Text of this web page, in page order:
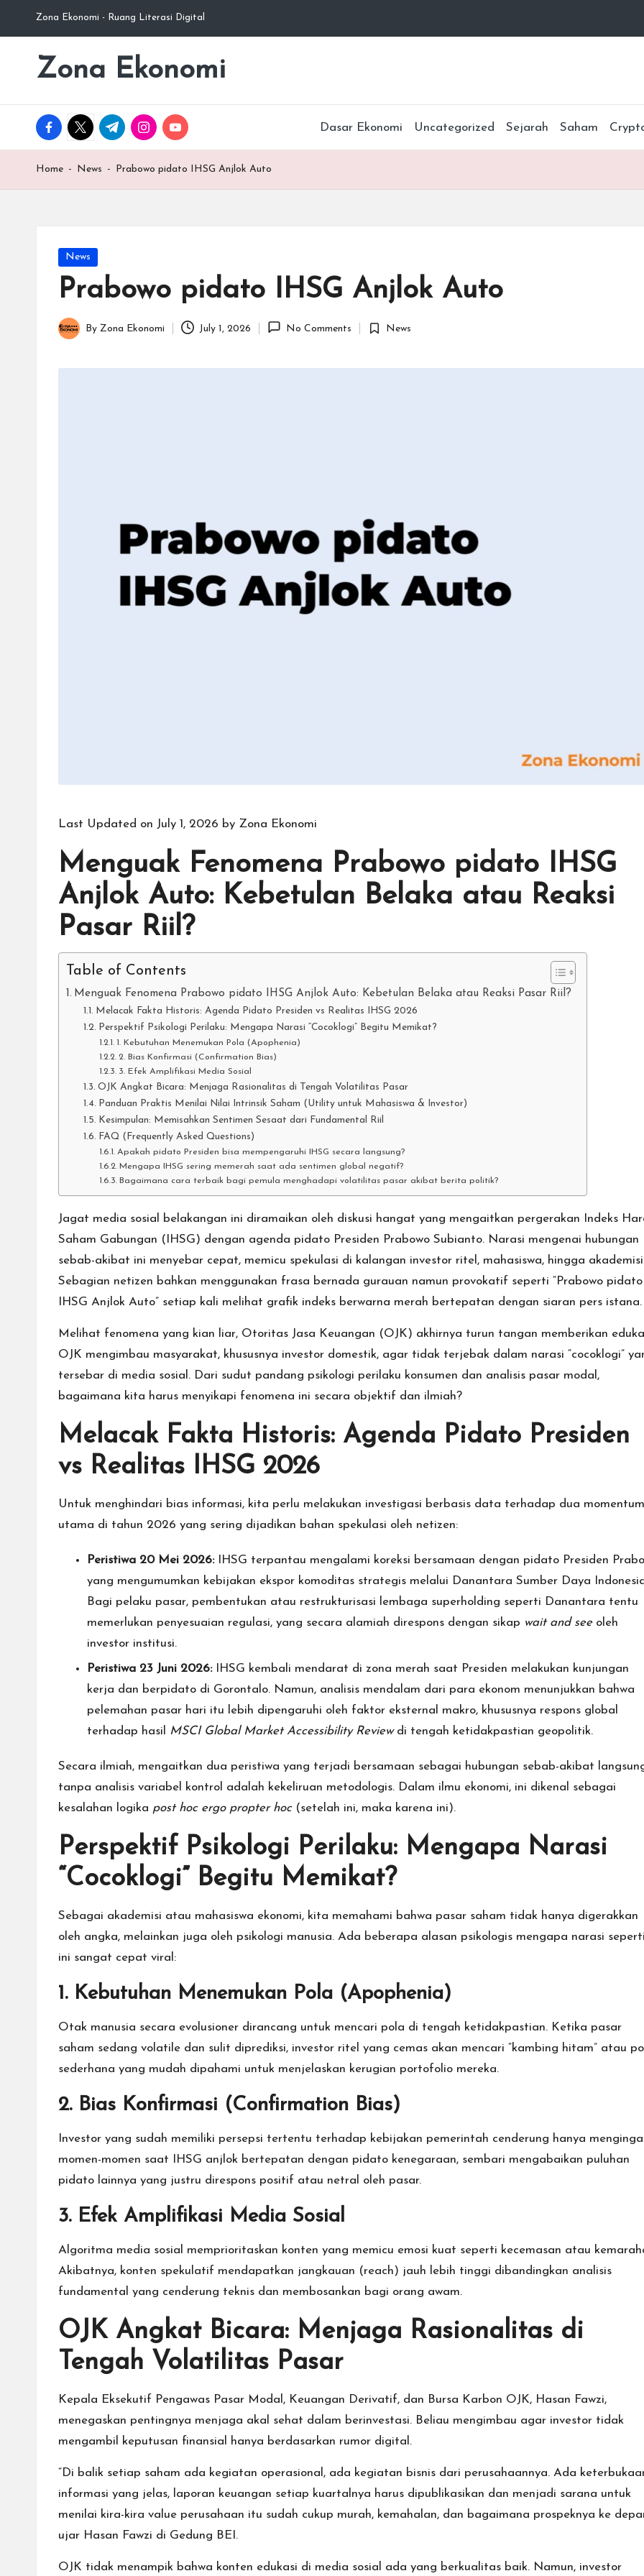
Skip
content
Zona Ekonomi - Ruang Literasi Digital
Zona Ekonomi
Ruang
facebook.com
twitter.com
t.me instagram.com
youtube.com Dasar Ekonomi Uncategorized Sejarah Saham
Home - News - Prabowo pidato IHSG Anjlok Auto
Posted
in
News
Prabowo pidato IHSG Anjlok Auto
Posted
By Zona Ekonomi July 1, 2026 No Comments
Posted
News
Last Updated on July 1, 2026 by Zona Ekonomi
Menguak Fenomena Prabowo pidato IHSG
Anjlok Auto: Kebetulan Belaka atau Reaksi
Pasar Riil?
Table of Contents
Menguak Fenomena Prabowo pidato IHSG Anjlok Auto: Kebetulan Belaka atau Reaksi Pasar Riil?
Melacak Fakta Historis: Agenda Pidato Presiden vs Realitas IHSG 2026
Perspektif Psikologi Perilaku: Mengapa Narasi “Cocoklogi” Begitu Memikat?
1. Kebutuhan Menemukan Pola (Apophenia)
2. Bias Konfirmasi (Confirmation Bias)
3. Efek Amplifikasi Media Sosial
OJK Angkat Bicara: Menjaga Rasionalitas di Tengah Volatilitas Pasar
Panduan Praktis Menilai Nilai Intrinsik Saham (Utility untuk Mahasiswa & Investor)
Kesimpulan: Memisahkan Sentimen Sesaat dari Fundamental Riil
FAQ (Frequently Asked Questions)
Apakah pidato Presiden bisa mempengaruhi IHSG secara langsung?
Mengapa IHSG sering memerah saat ada sentimen global negatif?
Bagaimana cara terbaik bagi pemula menghadapi volatilitas pasar akibat berita politik?
Jagat media sosial belakangan ini diramaikan oleh diskusi hangat yang mengaitkan pergerakan Indeks
Saham Gabungan (IHSG) dengan agenda pidato Presiden Prabowo Subianto. Narasi mengenai hubungan
sebab-akibat ini menyebar cepat, memicu spekulasi di kalangan investor ritel, mahasiswa, hingga
Sebagian netizen bahkan menggunakan frasa bernada gurauan namun provokatif seperti “Prabowo pidato
IHSG Anjlok Auto” setiap kali melihat grafik indeks berwarna merah bertepatan dengan siaran pers istana.
Melihat fenomena yang kian liar, Otoritas Jasa Keuangan (OJK) akhirnya turun tangan memberikan
OJK mengimbau masyarakat, khususnya investor domestik, agar tidak terjebak dalam narasi “cocoklogi”
tersebar di media sosial. Dari sudut pandang psikologi perilaku konsumen dan analisis pasar modal,
bagaimana kita harus menyikapi fenomena ini secara objektif dan ilmiah?
Melacak Fakta Historis: Agenda Pidato Presiden
vs Realitas IHSG 2026
Untuk menghindari bias informasi, kita perlu melakukan investigasi berbasis data terhadap dua momentum
utama di tahun 2026 yang sering dijadikan bahan spekulasi oleh netizen:
Peristiwa 20 Mei 2026:IHSG terpantau mengalami koreksi bersamaan dengan pidato Presiden
yang mengumumkan kebijakan ekspor komoditas strategis melalui Danantara Sumber Daya
Bagi pelaku pasar, pembentukan atau restrukturisasi lembaga superholding seperti Danantara tentu
memerlukan penyesuaian regulasi, yang secara alamiah direspons dengan sikap wait and seeoleh
investor institusi.
Peristiwa 23 Juni 2026:IHSG kembali mendarat di zona merah saat Presiden melakukan kunjungan
kerja dan berpidato di Gorontalo. Namun, analisis mendalam dari para ekonom menunjukkan bahwa
pelemahan pasar hari itu lebih dipengaruhi oleh faktor eksternal makro, khususnya respons global
terhadap hasil MSCI Global Market Accessibility Reviewdi tengah ketidakpastian geopolitik.
Secara ilmiah, mengaitkan dua peristiwa yang terjadi bersamaan sebagai hubungan sebab-akibat
tanpa analisis variabel kontrol adalah kekeliruan metodologis. Dalam ilmu ekonomi, ini dikenal sebagai
kesalahan logika post hoc ergo propter hoc(setelah ini, maka karena ini).
Perspektif Psikologi Perilaku: Mengapa Narasi
“Cocoklogi” Begitu Memikat?
Sebagai akademisi atau mahasiswa ekonomi, kita memahami bahwa pasar saham tidak hanya digerakkan
oleh angka, melainkan juga oleh psikologi manusia. Ada beberapa alasan psikologis mengapa narasi
ini sangat cepat viral:
1. Kebutuhan Menemukan Pola (Apophenia)
Otak manusia secara evolusioner dirancang untuk mencari pola di tengah ketidakpastian. Ketika pasar
saham sedang volatile dan sulit diprediksi, investor ritel yang cemas akan mencari “kambing hitam” atau
sederhana yang mudah dipahami untuk menjelaskan kerugian portofolio mereka.
2. Bias Konfirmasi (Confirmation Bias)
Investor yang sudah memiliki persepsi tertentu terhadap kebijakan pemerintah cenderung hanya
momen-momen saat IHSG anjlok bertepatan dengan pidato kenegaraan, sembari mengabaikan puluhan
pidato lainnya yang justru direspons positif atau netral oleh pasar.
3. Efek Amplifikasi Media Sosial
Algoritma media sosial memprioritaskan konten yang memicu emosi kuat seperti kecemasan atau
Akibatnya, konten spekulatif mendapatkan jangkauan (reach) jauh lebih tinggi dibandingkan analisis
fundamental yang cenderung teknis dan membosankan bagi orang awam.
OJK Angkat Bicara: Menjaga Rasionalitas di
Tengah Volatilitas Pasar
Kepala Eksekutif Pengawas Pasar Modal, Keuangan Derivatif, dan Bursa Karbon OJK, Hasan Fawzi,
menegaskan pentingnya menjaga akal sehat dalam berinvestasi. Beliau mengimbau agar investor tidak
mengambil keputusan finansial hanya berdasarkan rumor digital.
“Di balik setiap saham ada kegiatan operasional, ada kegiatan bisnis dari perusahaannya. Ada
informasi yang jelas, laporan keuangan setiap kuartalnya harus dipublikasikan dan menjadi sarana untuk
menilai kira-kira value perusahaan itu sudah cukup murah, kemahalan, dan bagaimana prospeknya ke
ujar Hasan Fawzi di Gedung BEI.
OJK tidak menampik bahwa konten edukasi di media sosial ada yang berkualitas baik. Namun, investor